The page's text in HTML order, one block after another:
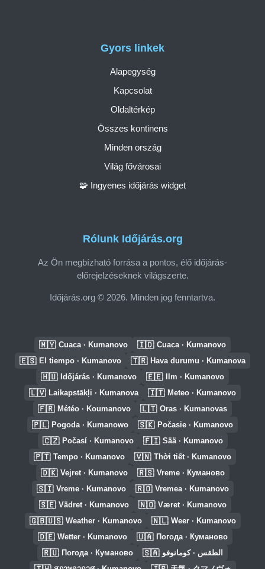
Rólunk Időjárás.org
Az Ön megbízható forrása a pontos, élő időjárás-
előrejelzéseknek világszerte.
Időjárás.org © 2026. Minden jog fenntartva.
Gyors linkek
Alapegység
Kapcsolat
Oldaltérkép
Összes kontinens
Minden ország
Világ fővárosai
🧩 Ingyenes időjárás widget
🇲🇾 Cuaca · Kumanovo 🇮🇩 Cuaca · Kumanovo
🇪🇸 El tiempo · Kumanovo 🇹🇷 Hava durumu · Kumanova
🇭🇺 Időjárás · Kumanovo 🇪🇪 Ilm · Kumanovo
🇱🇻 Laikapstākļi · Kumanova 🇮🇹 Meteo · Kumanovo
🇫🇷 Météo · Koumanovo 🇱🇹 Oras · Kumanovas
🇵🇱 Pogoda · Kumanowo 🇸🇰 Počasie · Kumanovo
🇨🇿 Počasí · Kumanovo 🇫🇮 Sää · Kumanovo
🇵🇹 Tempo · Kumanovo 🇻🇳 Thời tiết · Kumanovo
🇩🇰 Vejret · Kumanovo 🇷🇸 Vreme · Куманово
🇸🇮 Vreme · Kumanovo 🇷🇴 Vremea · Kumanovo
🇸🇪 Vädret · Kumanovo 🇳🇴 Været · Kumanovo
🇬🇧🇺🇸 Weather · Kumanovo 🇳🇱 Weer · Kumanovo
🇩🇪 Wetter · Kumanovo 🇺🇦 Погода · Куманово
🇷🇺 Погода · Куманово 🇸🇦 الطقس · كومانوفو